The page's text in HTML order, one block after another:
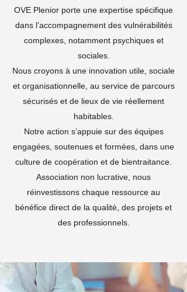
OVE Plenior porte une expertise spécifique
dans l’accompagnement des vulnérabilités
complexes, notamment psychiques et
sociales.
Nous croyons à une innovation utile, sociale
et organisationnelle, au service de parcours
sécurisés et de lieux de vie réellement
habitables.
Notre action s’appuie sur des équipes
engagées, soutenues et formées, dans une
culture de coopération et de bientraitance.
Association non lucrative, nous
réinvestissons chaque ressource au
bénéfice direct de la qualité, des projets et
des professionnels.